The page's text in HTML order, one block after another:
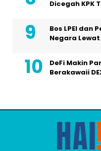
Dicegah KPK
Bos LPEI dan
Negara
DeFi Makin
Berakawaii